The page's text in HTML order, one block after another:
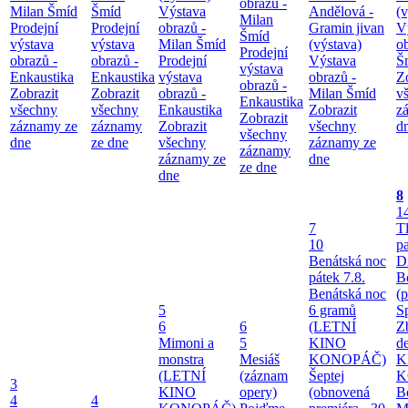
Milan Šmíd
Prodejní
výstava
obrazů -
Enkaustika
Zobrazit
všechny
záznamy ze
dne
Šmíd
Prodejní
výstava
obrazů -
Enkaustika
Zobrazit
všechny
záznamy
ze dne
Výstava
obrazů -
Milan Šmíd
Prodejní
výstava
obrazů -
Enkaustika
Zobrazit
všechny
záznamy ze
dne
Milan
Šmíd
Prodejní
výstava
obrazů -
Enkaustika
Zobrazit
všechny
záznamy
ze dne
Andělová -
Gramin jivan
(výstava)
Výstava
obrazů -
Milan Šmíd
Zobrazit
všechny
záznamy ze
dne
3
4
4
5
6
Mimoni a
monstra
(LETNÍ
KINO
6
5
Mesiáš
(záznam
opery)
7
10
Benátská noc
pátek 7.8.
Benátská noc
6 gramů
(LETNÍ
KINO
KONOPÁČ)
Šeptej
(obnovená
8